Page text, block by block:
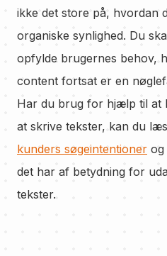
ikke det store på, hvordan
organiske synlighed. Du
opfylde brugernes behov,
content fortsat er en
Har du brug for hjælp til at
at skrive tekster, kan du
kunders søgeintentioner og
det har af betydning for
tekster.